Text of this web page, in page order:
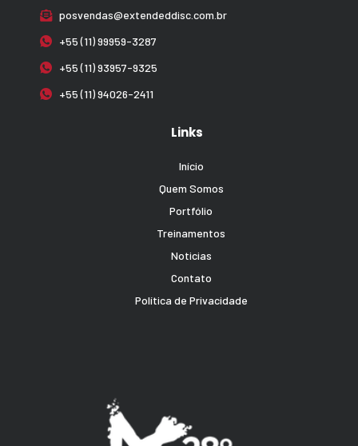
posvendas@extendeddisc.com.br
+55 (11) 99959-3287
+55 (11) 93957-9325
+55 (11) 94026-2411
Links
Início
Quem Somos
Portfólio
Treinamentos
Noticias
Contato
Política de Privacidade